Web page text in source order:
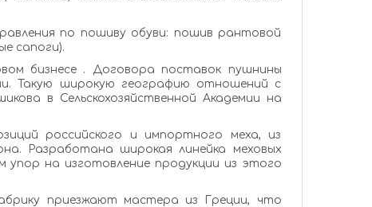
по пошиву обуви: пошив рантовой
сапоги).
бизнесе . Договора поставок пушнины
Такую широкую географию отношений с
в Сельскохозяйственной Академии на
российского и импортного меха, из
Разработана широкая линейка меховых
упор на изготовление продукции из этого
приезжают мастера из Греции, что